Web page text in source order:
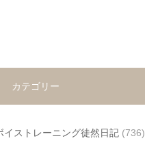
カテゴリー
イストレーニング徒然日記(736)